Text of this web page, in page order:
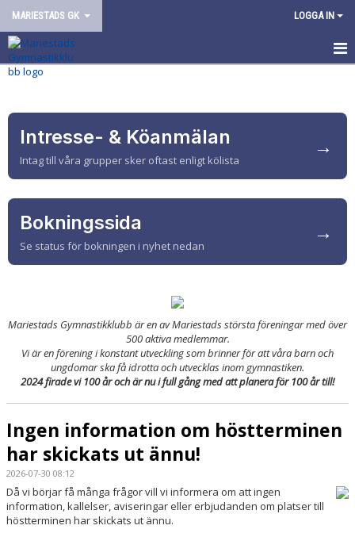
MARIESTADS GK LOGGA IN
HEM
OM FÖRENINGEN
KONTAKT/KANSLI
Intresse- & Köanmälan
Intag till våra grupper sker oftast enligt kölista
→
Bokningssida
Se status för bokningen i nyhet nedan
→
Mariestads Gymnastikklubb är en av Mariestads största föreningar med över
500 aktiva medlemmar.
Vi är en förening i konstant utveckling som brinner för att våra barn och
ungdomar ska få idrotta och utvecklas inom gymnastiken.
2024 firade vi 100 år och är nu i full gång med att planera för 100 år till!
Ingen information om höstterminen
har skickats ut ännu!
2026-07-30 08:12
Då vi börjar få många frågor vill vi informera om att ingen
information, kallelser, aviseringar eller erbjudanden om platser till
höstterminen har skickats ut ännu.